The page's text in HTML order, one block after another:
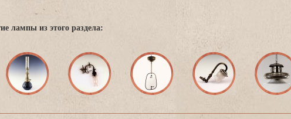
лампы из этого раздела: